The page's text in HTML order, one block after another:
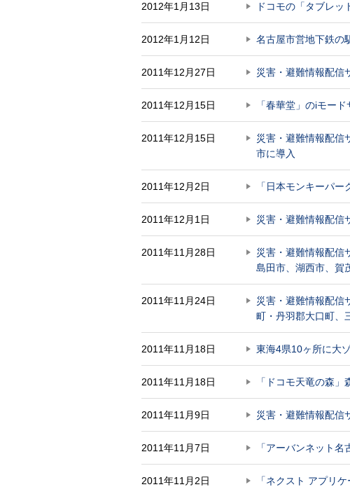
2012年1月13日 ドコモの「タブレ
2012年1月12日 名古屋市営地下鉄の
2011年12月27日 災害・避難情報配信
2011年12月15日 「春華堂」のiモー
2011年12月15日
災害・避難情報配信
市に導入
2011年12月2日 「日本モンキーパ
2011年12月1日 災害・避難情報配信
2011年11月28日
災害・避難情報配信
島田市、湖西市、賀
2011年11月24日
災害・避難情報配信
町・丹羽郡大口町、
2011年11月18日 東海4県10ヶ所に大
2011年11月18日 「ドコモ天竜の森
2011年11月9日 災害・避難情報配信
2011年11月7日 「アーバンネット
2011年11月2日 「ネクスト アプリ